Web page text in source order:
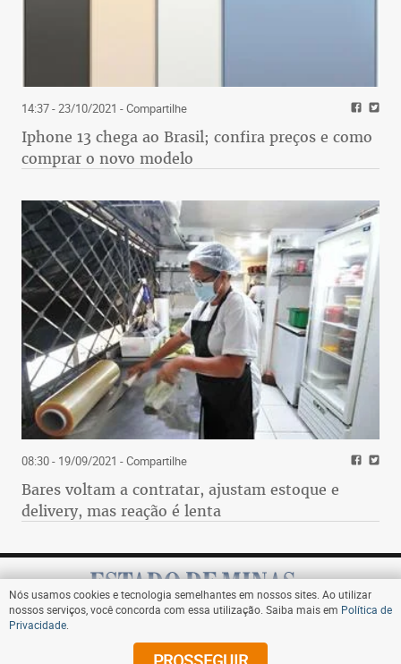
Nós usamos cookies e tecnologia semelhantes em nossos sites. Ao utilizar
nossos serviços, você concorda com essa utilização. Saiba mais em Política de
Privacidade
14:37 - 23/10/2021 - Compartilhe
Iphone 13 chega ao Brasil; confira preços e como
comprar o novo modelo
08:30 - 19/09/2021 - Compartilhe
Bares voltam a contratar, ajustam estoque e
delivery, mas reação é lenta
Assine